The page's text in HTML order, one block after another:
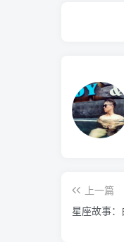
上一篇
星座故事